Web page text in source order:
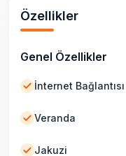
Özellikler
Genel Özellikler
İnternet Bağlantısı
Veranda
Jakuzi